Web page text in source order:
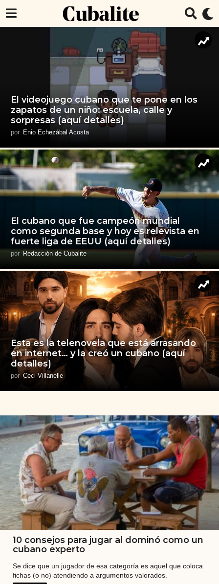
El videojuego cubano que te pone en los
zapatos de un niño: escuela, calle y
sorpresas (aquí detalles)
por Enio Echezábal Acosta
El cubano que fue campeón mundial
como segunda base y hoy es relevista en
fuerte liga de EEUU (aquí detalles)
por Redacción de Cubalite
Esta es la telenovela que está arrasando
en internet… y la creó un cubano (aquí
detalles)
por Ceci Villanelle
C
u
b
a
l
i
t
e
n
o
10 consejos para jugar al dominó como un
cubano experto
Se dice que un jugador de esa categoría es aquel que coloca
fichas (o no) atendiendo a argumentos valorados.